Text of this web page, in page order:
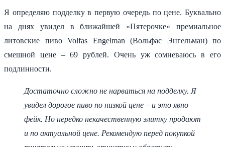
Я определяю подделку в первую очередь по цене. Буквально
на днях увидел в ближайшей «Пятерочке» премиальное
литовские пиво Volfas Engelman (Вольфас Энгельман) по
смешной цене – 69 рублей. Очень уж сомневаюсь в его
подлинности.
Достаточно сложно не нарваться на подделку. Я
увидел дорогое пиво по низкой цене – и это явно
фейк. Но нередко некачественную элитку продают
и по актуальной цене. Рекомендую перед покупкой